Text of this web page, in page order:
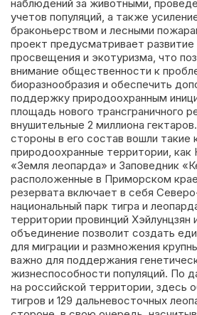
наблюдений за животными,
учетов популяций, а также
браконьерством и лесными
проект предусматривает развитие
просвещения и экотуризма, что
внимание общественности к
биоразнообразия и обеспечить
поддержку природоохранным
площадь нового трансграничного
внушительные 2 миллиона
стороны в его состав вошли такие
природоохранные территории, как
«Земля леопарда» и Заповедник
расположенные в Приморском
резервата включает в себя
национальный парк тигра и
территории провинций Хэйлунцзян
объединение позволит создать
для миграции и размножения
важно для поддержания
жизнеспособности популяций. По
на российской территории, здесь
тигров и 129 дальневосточных